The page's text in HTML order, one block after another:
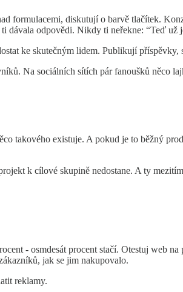
formulacemi, diskutují o barvě tlačítek.
dávala odpovědi. Nikdy ti neřekne: “Teď už
ke skutečným lidem. Publikují
Na sociálních sítích pár fanoušků něco
takového existuje. A pokud je to běžný
k cílové skupině nedostane. A ty
- osmdesát procent stačí. Otestuj web
jak se jim nakupovalo.
reklamy.